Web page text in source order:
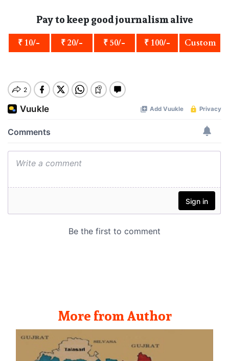
Pay to keep good journalism alive
₹ 10/- ₹ 20/- ₹ 50/- ₹ 100/- Custom
More from Author